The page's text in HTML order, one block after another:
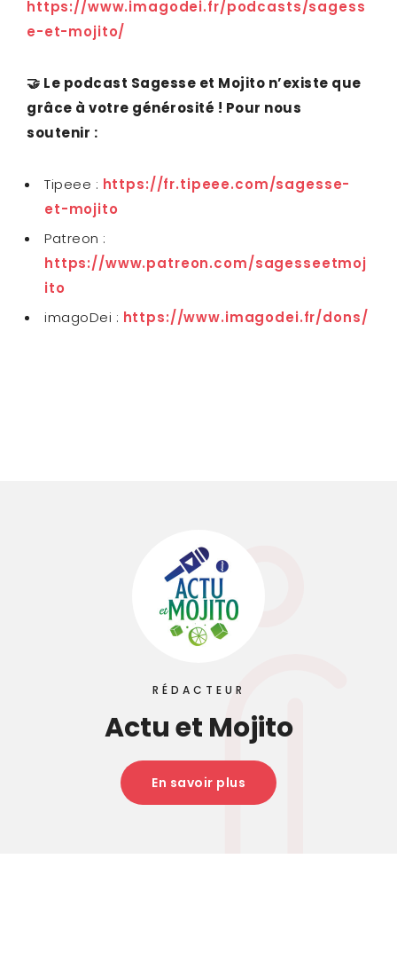
https://www.imagodei.fr/podcasts/sagess
e-et-mojito/
🤝 Le podcast Sagesse et Mojito n’existe que
grâce à votre générosité ! Pour nous
soutenir :
Tipeee : https://fr.tipeee.com/sagesse-
et-mojito
Patreon :
https://www.patreon.com/sagesseetmoj
ito
imagoDei : https://www.imagodei.fr/dons/
RÉDACTEUR
Actu et Mojito
En savoir plus